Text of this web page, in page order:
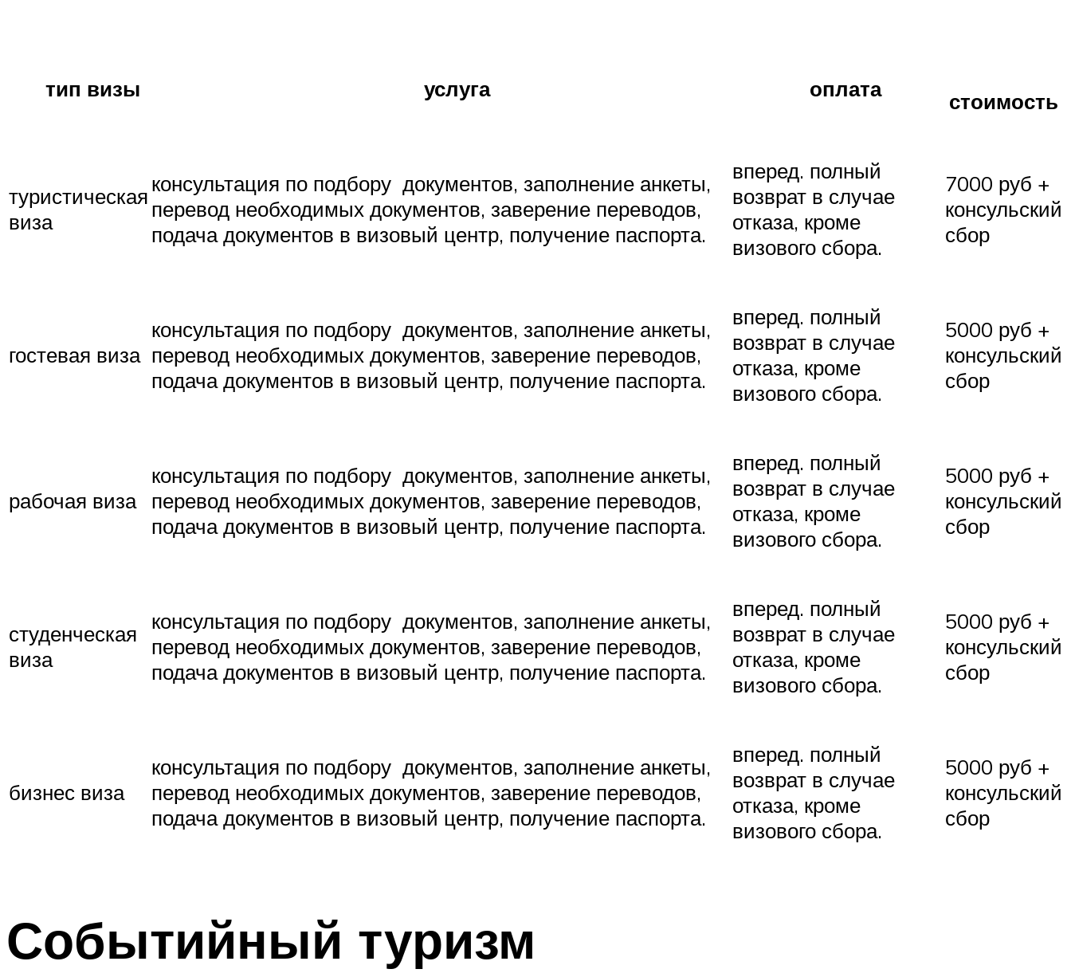
тип визы услуга оплата стоимость
туристическая
виза
консультация по подбору документов, заполнение анкеты,
перевод необходимых документов, заверение переводов,
подача документов в визовый центр, получение паспорта.
вперед. полный
возврат в случае
отказа, кроме
визового сбора.
7000 руб +
консульский
сбор
гостевая виза
консультация по подбору документов, заполнение анкеты,
перевод необходимых документов, заверение переводов,
подача документов в визовый центр, получение паспорта.
вперед. полный
возврат в случае
отказа, кроме
визового сбора.
5000 руб +
консульский
сбор
рабочая виза
консультация по подбору документов, заполнение анкеты,
перевод необходимых документов, заверение переводов,
подача документов в визовый центр, получение паспорта.
вперед. полный
возврат в случае
отказа, кроме
визового сбора.
5000 руб +
консульский
сбор
студенческая
виза
консультация по подбору документов, заполнение анкеты,
перевод необходимых документов, заверение переводов,
подача документов в визовый центр, получение паспорта.
вперед. полный
возврат в случае
отказа, кроме
визового сбора.
5000 руб +
консульский
сбор
бизнес виза
консультация по подбору документов, заполнение анкеты,
перевод необходимых документов, заверение переводов,
подача документов в визовый центр, получение паспорта.
вперед. полный
возврат в случае
отказа, кроме
визового сбора.
5000 руб +
консульский
сбор
Событийный туризм